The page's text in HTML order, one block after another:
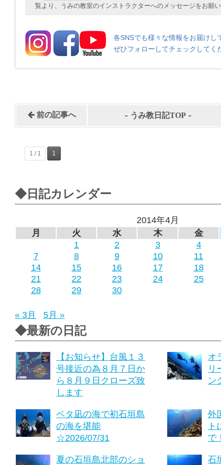
覧より、うみの教室のインストラクターへのメッセージをお願
各SNSでも様々な情報をお届けし
ぜひフォローしてチェックしてく
前の記事へ - うみ教日記TOP -
1 / 1 1
◆日記カレンダー
2014年4月
月
火 水 木
金
1
2 3
4
7
8 9 10
11
14
15 16 17
18
21
22 23 24
25
28
29 30
« 3月 5月 »
◆最新の日記
【お知らせ】台風１３
号接近の為８月７日か
ら８月９日クローズ致
します
オ
リ
ン
ベタ凪の海で初石垣島
の海を堪能
☆2026/07/31
外
ト
で
夏の石垣島北部のショ
石